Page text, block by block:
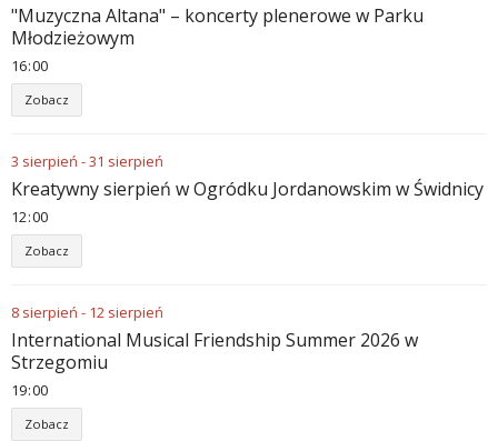
"Muzyczna Altana" – koncerty plenerowe w Parku
Młodzieżowym
16:00
Zobacz
3 sierpień -31 sierpień
Kreatywny sierpień w Ogródku Jordanowskim w Świdnicy
12:00
Zobacz
8 sierpień - 12 sierpień
International Musical Friendship Summer 2026 w
Strzegomiu
19:00
Zobacz